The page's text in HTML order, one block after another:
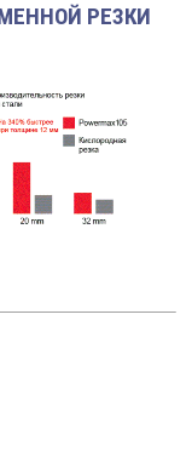
РЕЗКИ